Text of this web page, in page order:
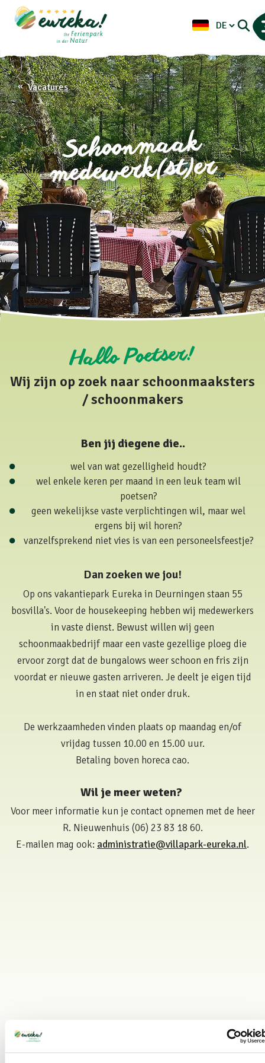
Schoonmaak
medewerk(st)er
Vacatures
Hallo Poetser!
Wij zijn op zoek naar schoonmaaksters
/ schoonmakers
Ben jij diegene die..
wel van wat gezelligheid houdt?
wel enkele keren per maand in een leuk team wil
poetsen?
geen wekelijkse vaste verplichtingen wil, maar wel
ergens bij wil horen?
vanzelfsprekend niet vies is van een personeelsfeestje?
Dan zoeken we jou!
Op ons vakantiepark Eureka in Deurningen staan 55
bosvilla's. Voor de housekeeping hebben wij medewerkers
in vaste dienst. Bewust willen wij geen
schoonmaakbedrijf maar een vaste gezellige ploeg die
ervoor zorgt dat de bungalows weer schoon en fris zijn
voordat er nieuwe gasten arriveren. Je deelt je eigen tijd
in en staat niet onder druk.
De werkzaamheden vinden plaats op maandag en/of
vrijdag tussen 10.00 en 15.00 uur.
Betaling boven horeca cao.
Wil je meer weten?
Voor meer informatie kun je contact opnemen met de heer
R. Nieuwenhuis (06) 23 83 18 60.
E-mailen mag ook: administratie@villapark-eureka.nl.